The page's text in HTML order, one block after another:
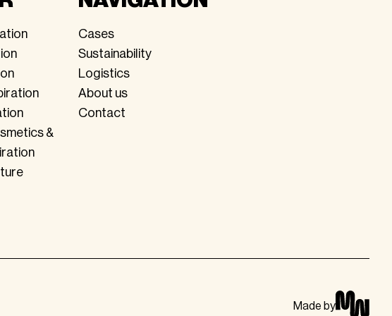
&
Cases
Sustainability
Logistics
About us
Contact
Made by